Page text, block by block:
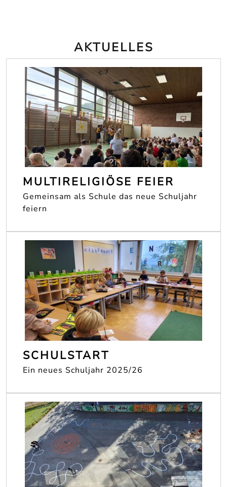
AKTUELLES
MULTIRELIGIÖSE FEIER
Gemeinsam als Schule das neue Schuljahr
feiern
SCHULSTART
Ein neues Schuljahr 2025/26